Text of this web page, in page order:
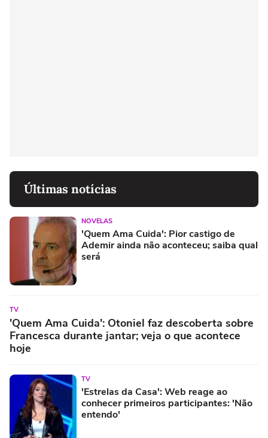
Últimas notícias
NOVELAS
'Quem Ama Cuida': Pior castigo de
Ademir ainda não aconteceu; saiba qual
será
TV
'Quem Ama Cuida': Otoniel faz descoberta sobre
Francesca durante jantar; veja o que acontece
hoje
TV
'Estrelas da Casa': Web reage ao
conhecer primeiros participantes: 'Não
entendo'